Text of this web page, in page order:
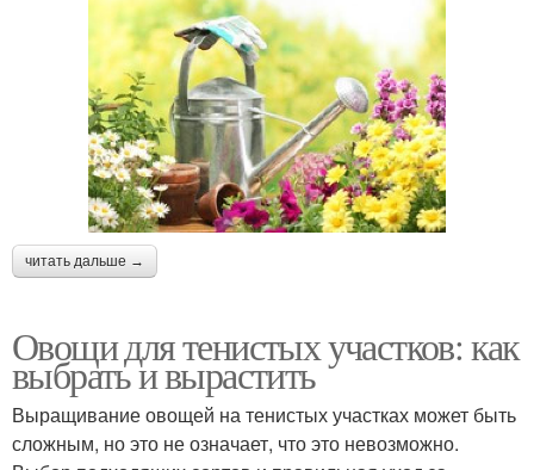
читать дальше →
Овощи для тенистых участков: как
выбрать и вырастить
Выращивание овощей на тенистых участках может быть
сложным, но это не означает, что это невозможно.